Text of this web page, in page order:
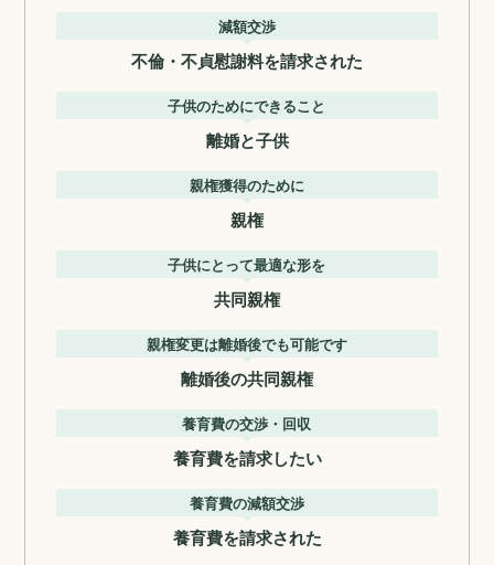
減額交渉
不倫・不貞慰謝料を請求された
子供のためにできること
離婚と子供
親権獲得のために
親権
子供にとって最適な形を
共同親権
親権変更は離婚後でも可能です
離婚後の共同親権
養育費の交渉・回収
養育費を請求したい
養育費の減額交渉
養育費を請求された